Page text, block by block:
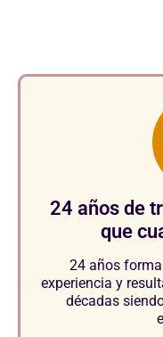
24 años de
que
24 años
experiencia y
décadas